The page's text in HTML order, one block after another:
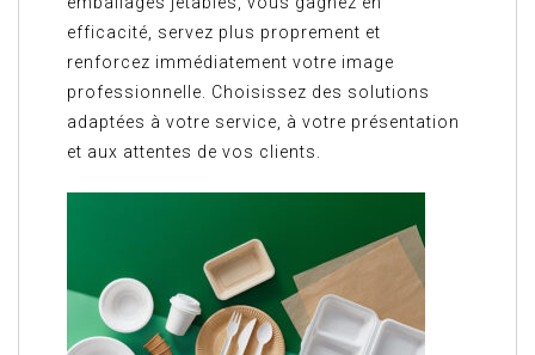
efficacité, servez plus proprement et
renforcez immédiatement votre image
professionnelle. Choisissez des solutions
adaptées à votre service, à votre présentation
et aux attentes de vos clients.